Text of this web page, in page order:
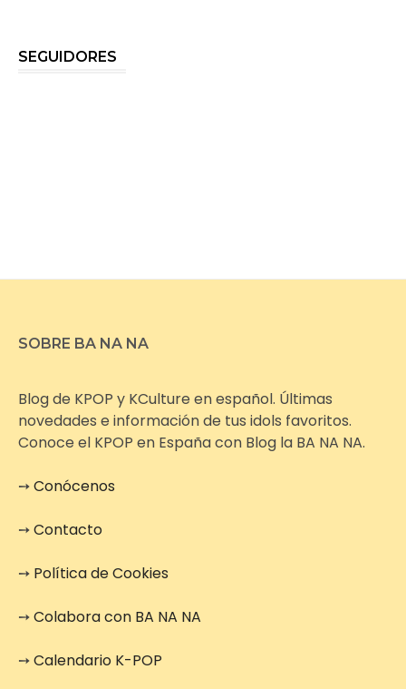
SEGUIDORES
SOBRE BA NA NA
Blog de KPOP y KCulture en español. Últimas
novedades e información de tus idols favoritos.
Conoce el KPOP en España con Blog la BA NA NA.
➙Conócenos
➙Contacto
➙ Política de Cookies
➙Colabora con BA NA NA
➙Calendario K-POP